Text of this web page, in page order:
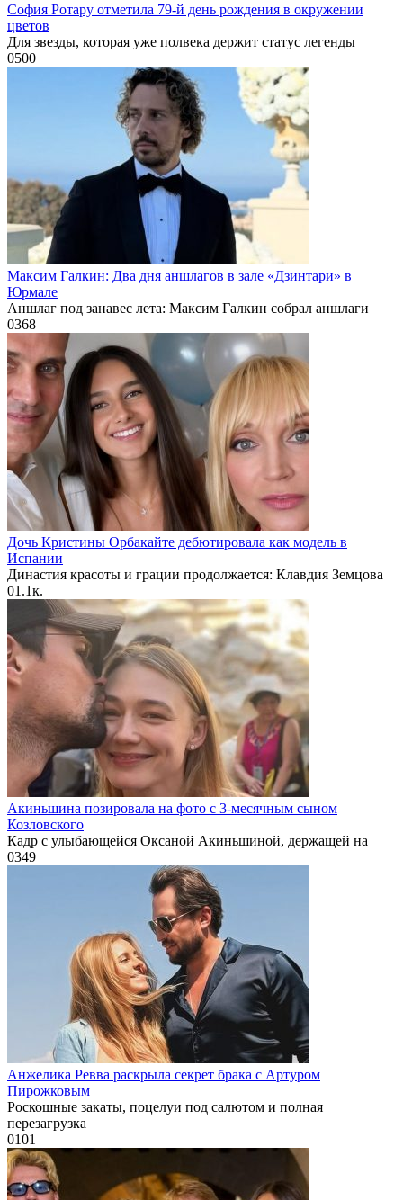
София Ротару отметила 79-й день рождения в окружении
цветов
Для звезды, которая уже полвека держит статус легенды
0500
Максим Галкин: Два дня аншлагов в зале «Дзинтари» в
Юрмале
Аншлаг под занавес лета: Максим Галкин собрал аншлаги
0368
Дочь Кристины Орбакайте дебютировала как модель в
Испании
Династия красоты и грации продолжается: Клавдия Земцова
01.1к.
Акиньшина позировала на фото с 3-месячным сыном
Козловского
Кадр с улыбающейся Оксаной Акиньшиной, держащей на
0349
Анжелика Ревва раскрыла секрет брака с Артуром
Пирожковым
Роскошные закаты, поцелуи под салютом и полная
перезагрузка
0101